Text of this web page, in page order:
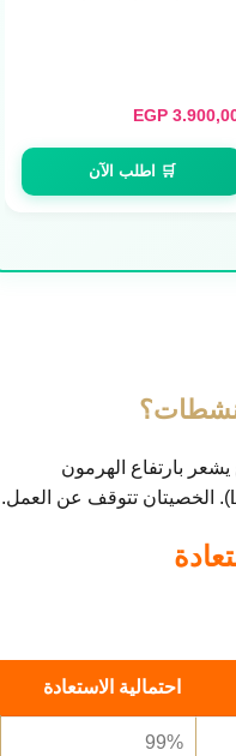
EGP
🛒 اطلب الآن
بارتفاع الهرمون
احتمالية الاستعادة
99%